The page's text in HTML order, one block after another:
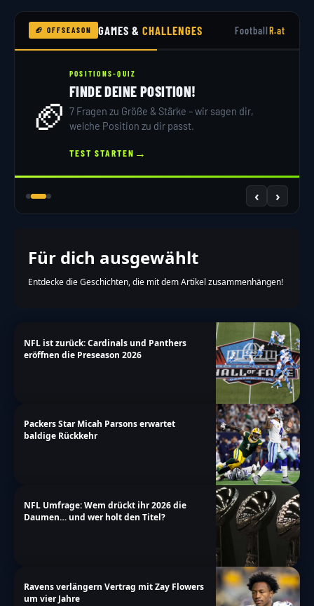
🏈 OFFSEASON GAMES &CHALLENGES FootballR.at
🏈
POSITIONS-QUIZ
FINDE DEINE POSITION!
7 Fragen zu Größe & Stärke – wir sagen dir,
welche Position zu dir passt.
TEST STARTEN →
‹ ›
Für dich ausgewählt
Entdecke die Geschichten, die mit dem Artikel zusammenhängen!
NFL ist zurück: Cardinals und Panthers
eröffnen die Preseason 2026
Packers Star Micah Parsons erwartet
baldige Rückkehr
NFL Umfrage: Wem drückt ihr 2026 die
Daumen… und wer holt den Titel?
Ravens verlängern Vertrag mit Zay Flowers
um vier Jahre